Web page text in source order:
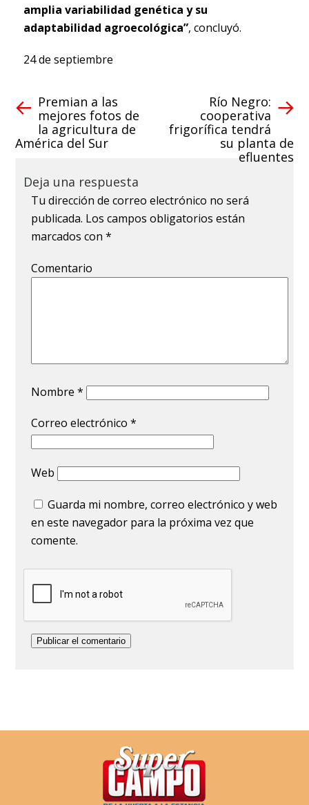
amplia variabilidad genética y su
adaptabilidad agroecológica”, concluyó.
24 de septiembre
Premian a las
mejores fotos de
la agricultura de
América del Sur
Río Negro:
cooperativa
frigorífica tendrá
su planta de
efluentes
Deja una respuesta
Tu dirección de correo electrónico no será
publicada. Los campos obligatorios están
marcados con*
Comentario
Nombre*
Correo electrónico*
Web
Guarda mi nombre, correo electrónico y web
en este navegador para la próxima vez que
comente.